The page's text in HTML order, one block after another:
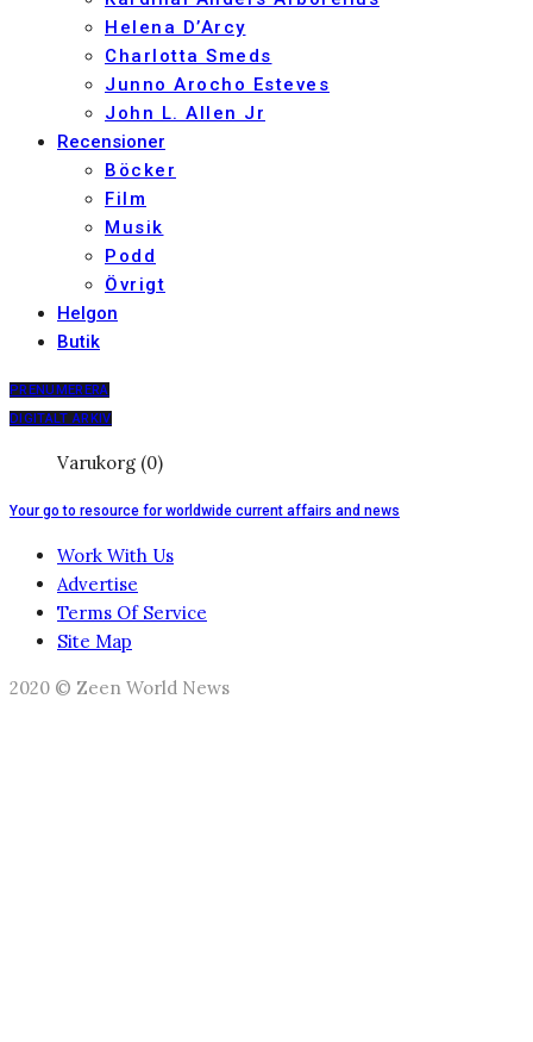
Helena D’Arcy
Charlotta Smeds
Junno Arocho Esteves
John L. Allen Jr
Recensioner
Böcker
Film
Musik
Podd
Övrigt
Helgon
Butik
PRENUMERERA
DIGITALT ARKIV
Varukorg (0)
Your go to resource for worldwide current affairs and news
Work With Us
Advertise
Terms Of Service
Site Map
2020 © Zeen World News